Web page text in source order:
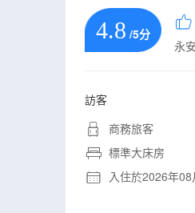
4.8 /5分
永
訪客
商務旅客
標準大床房
入住於2026年08